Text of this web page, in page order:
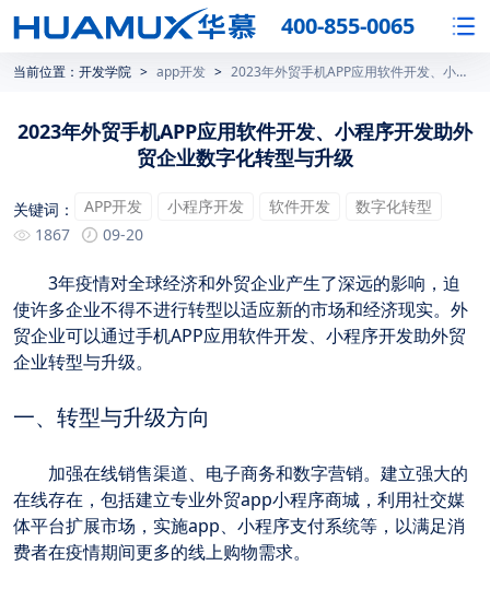
400-855-0065
当前位置： 开发学院 > app开发 > 2023年外贸手机APP应用软件开发、小程序开发助外贸企业数字化转型与升级
2023年外贸手机APP应用软件开发、小程序开发助外
贸企业数字化转型与升级
关键词： APP开发 小程序开发 软件开发
数字化转型
1867
09-20
使许多企业不得不进行转型以适应新的市场和经济现实。外
贸企业可以通过手机APP应用软件开发、小程序开发助外贸
企业转型与升级。
一、转型与升级方向
在线存在，包括建立专业外贸app小程序商城，利用社交媒
体平台扩展市场，实施app、小程序支付系统等，以满足消
费者在疫情期间更多的线上购物需求。